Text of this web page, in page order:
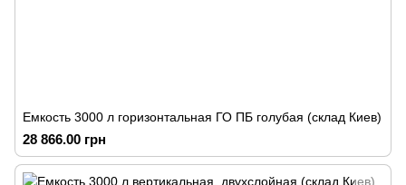
Емкость 3000 л горизонтальная ГО ПБ голубая (склад Киев)
28 866.00 грн